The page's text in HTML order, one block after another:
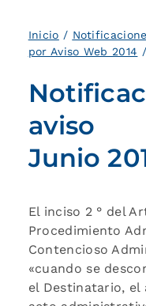
Inicio /
por Aviso Web 2014
aviso
Junio
El inciso 2 ° del
Procedimiento
Contencioso
«cuando se
el Destinatario, el